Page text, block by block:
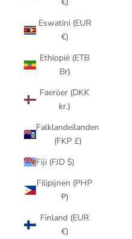
Eswatini (EUR
€)
Ethiopië (ETB
Br)
Faeröer (DKK
kr.)
Falklandeilanden
(FKP £)
Fiji (FJD $)
Filipijnen (PHP
₱)
Finland (EUR
€)